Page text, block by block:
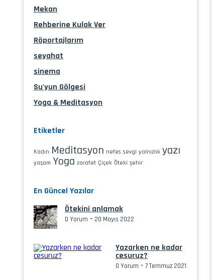
Mekan
Rehberine Kulak Ver
Röportajlarım
seyahat
sinema
Su'yun Gölgesi
Yoga & Meditasyon
Etiketler
Kadın Meditasyon nefes sevgi yalnızlık yazı
yaşam Yoga zarafet Çiçek Öteki şehir
En Güncel Yazılar
Ötekini anlamak
0 Yorum - 20 Mayıs 2022
Yazarken ne kadar
cesuruz?
0 Yorum - 7 Temmuz 2021